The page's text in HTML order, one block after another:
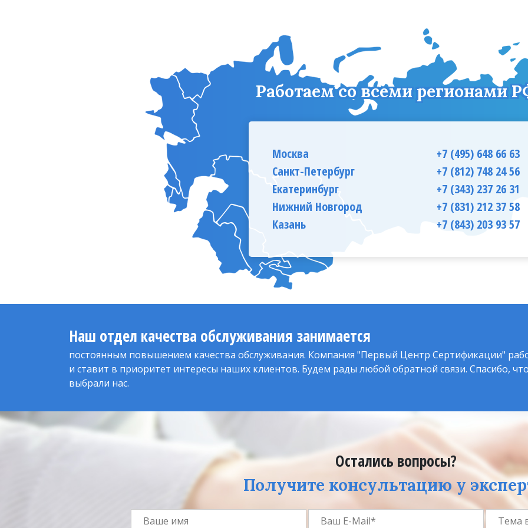
Работаем со всеми регионами
Москва
+7 (495) 648 66 63
Санкт-Петербург
+7 (812) 748 24 56
Екатеринбург
+7 (343) 237 26 31
Нижний Новгород
+7 (831) 212 37 58
Казань
+7 (843) 203 93 57
Наш отдел качества обслуживания занимается
постоянным повышением качества обслуживания. Компания "Первый Центр Сертификации"
и ставит в приоритет интересы наших клиентов. Будем рады любой обратной связи. Спасибо,
выбрали нас.
Остались вопросы?
Получите консультацию у